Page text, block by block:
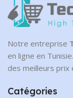
Notre entreprise
en ligne en
des meilleurs prix
Catégories